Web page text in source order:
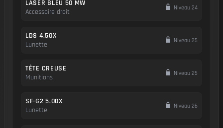
LASER BLEU 50 MW
Accessoire droit
Niveau 24
LDS 4.50X
Lunette
Niveau 25
TÊTE CREUSE
Munitions
Niveau 25
SF-G2 5.00X
Lunette
Niveau 26